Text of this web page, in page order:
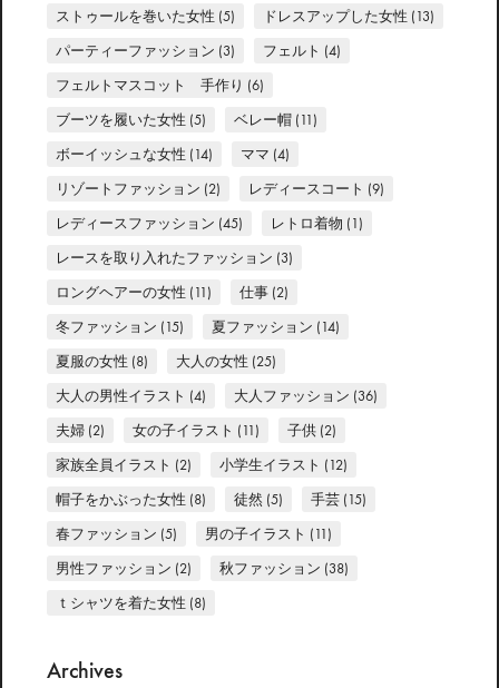
ストゥールを巻いた女性 (5) ドレスアップした女性 (13)
パーティーファッション (3) フェルト (4)
フェルトマスコット 手作り (6)
ブーツを履いた女性 (5) ベレー帽 (11)
ボーイッシュな女性 (14) ママ (4)
リゾートファッション (2) レディースコート (9)
レディースファッション (45) レトロ着物 (1)
レースを取り入れたファッション (3)
ロングヘアーの女性 (11) 仕事 (2)
冬ファッション (15) 夏ファッション (14)
夏服の女性 (8) 大人の女性 (25)
大人の男性イラスト (4) 大人ファッション (36)
夫婦 (2) 女の子イラスト (11) 子供 (2)
家族全員イラスト (2) 小学生イラスト (12)
帽子をかぶった女性 (8) 徒然 (5) 手芸 (15)
春ファッション (5) 男の子イラスト (11)
男性ファッション (2) 秋ファッション (38)
ｔシャツを着た女性 (8)
Archives